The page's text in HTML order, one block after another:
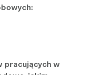
pracujących w